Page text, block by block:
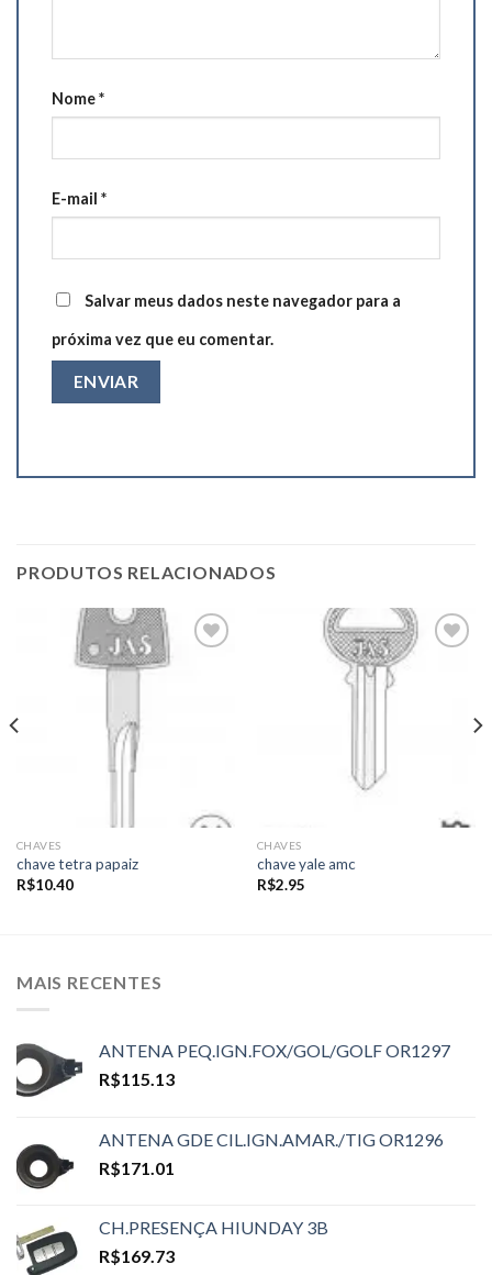
Nome*
E-mail *
Salvar meus dados neste navegador para a
próxima vez que eu comentar.
PRODUTOS RELACIONADOS
CHAVES
chave tetra papaiz
R$10.40
CHAVES
chave yale amc
R$2.95
MAIS RECENTES
ANTENA PEQ.IGN.FOX/GOL/GOLF OR1297
R$115.13
ANTENA GDE CIL.IGN.AMAR./TIG OR1296
R$171.01
CH.PRESENÇA HIUNDAY 3B
R$169.73